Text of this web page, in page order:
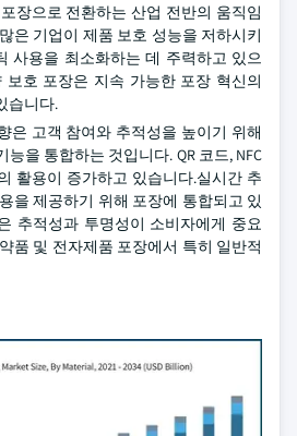
장으로 전환하는 산업 전반의 움직임
은 기업이 제품 보호 성능을 저하시키
사용을 최소화하는 데 주력하고 있으
보호 포장은 지속 가능한 포장 혁신의
습니다.
은 고객 참여와 추적성을 높이기 위해
을 통합하는 것입니다. QR 코드, NFC
활용이 증가하고 있습니다.실시간 추
을 제공하기 위해 포장에 통합되고 있
추적성과 투명성이 소비자에게 중요
품 및 전자제품 포장에서 특히 일반적